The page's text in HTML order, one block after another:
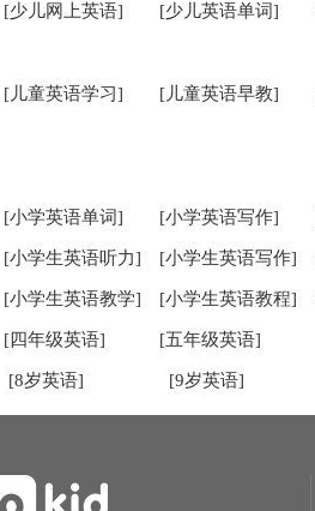
[少儿网上英语] [少儿英语单词]
[儿童英语学习] [儿童英语早教]
[小学英语单词] [小学英语写作]
[小学生英语听力] [小学生英语写作]
[小学生英语教学] [小学生英语教程]
[四年级英语] [五年级英语]
[8岁英语] [9岁英语]